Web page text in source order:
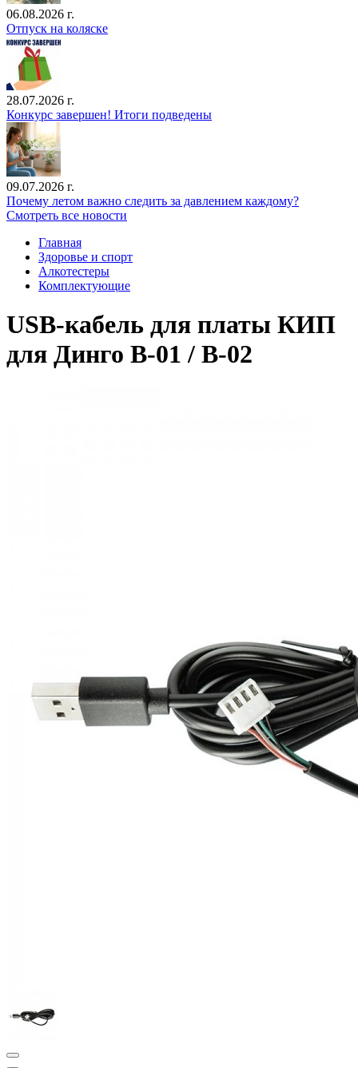
06.08.2026 г.
Отпуск на коляске
28.07.2026 г.
Конкурс завершен! Итоги подведены
09.07.2026 г.
Почему летом важно следить за давлением каждому?
Смотреть все новости
Главная
Здоровье и спорт
Алкотестеры
Комплектующие
USB-кабель для платы КИП
для Динго В-01 / В-02